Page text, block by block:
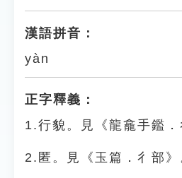
漢語拼音：
yàn
正字釋義：
1.行貌。見《龍龕手鑑．
2.匿。見《玉篇．彳部》